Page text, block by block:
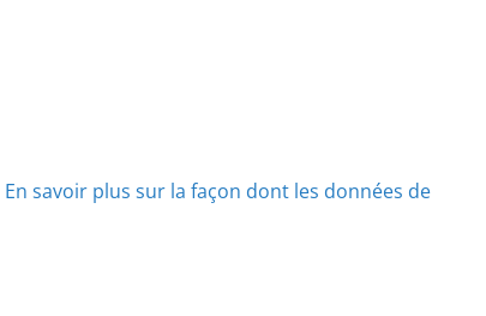
En savoir plus sur la façon dont les données de